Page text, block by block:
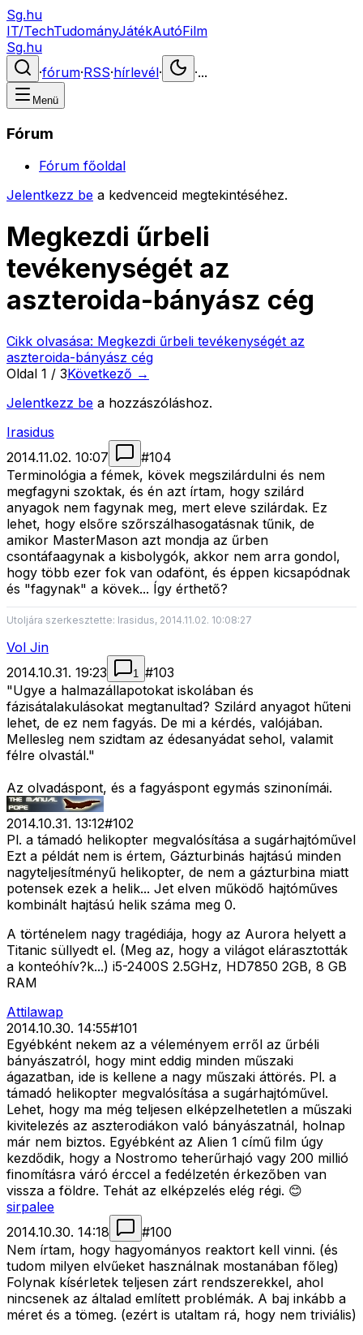
Sg.hu
IT/TechTudományJátékAutóFilm
Sg.hu
·fórum·RSS·hírlevél· ·...
Menü
Fórum
Fórum főoldal
Jelentkezz be a kedvenceid megtekintéséhez.
Megkezdi űrbeli
tevékenységét az
aszteroida-bányász cég
Cikk olvasása: Megkezdi űrbeli tevékenységét az
aszteroida-bányász cég
Oldal 1 / 3Következő →
Jelentkezz be a hozzászóláshoz.
Irasidus
2014.11.02. 10:07
#104
Terminológia a fémek, kövek megszilárdulni és nem
megfagyni szoktak, és én azt írtam, hogy szilárd
anyagok nem fagynak meg, mert eleve szilárdak. Ez
lehet, hogy elsőre szőrszálhasogatásnak tűnik, de
amikor MasterMason azt mondja az űrben
csontáfaagynak a kisbolygók, akkor nem arra gondol,
hogy több ezer fok van odafönt, és éppen kicsapódnak
és "fagynak" a kövek... Így érthető?
Utoljára szerkesztette: Irasidus, 2014.11.02. 10:08:27
Vol Jin
2014.10.31. 19:23
1 #103
"Ugye a halmazállapotokat iskolában és
fázisátalakulásokat megtanultad? Szilárd anyagot hűteni
lehet, de ez nem fagyás. De mi a kérdés, valójában.
Mellesleg nem szidtam az édesanyádat sehol, valamit
félre olvastál."
Az olvadáspont, és a fagyáspont egymás szinonímái.
2014.10.31. 13:12#102
Pl. a támadó helikopter megvalósítása a sugárhajtóművel
Ezt a példát nem is értem, Gázturbinás hajtású minden
nagyteljesítményű helikopter, de nem a gázturbina miatt
potensek ezek a helik... Jet elven működő hajtóműves
kombinált hajtású helik száma meg 0.
A történelem nagy tragédiája, hogy az Aurora helyett a
Titanic süllyedt el. (Meg az, hogy a világot elárasztották
a konteóhív?k...) i5-2400S 2.5GHz, HD7850 2GB, 8 GB
RAM
Attilawap
2014.10.30. 14:55#101
Egyébként nekem az a véleményem erről az űrbéli
bányászatról, hogy mint eddig minden műszaki
ágazatban, ide is kellene a nagy műszaki áttörés. Pl. a
támadó helikopter megvalósítása a sugárhajtóművel.
Lehet, hogy ma még teljesen elképzelhetetlen a műszaki
kivitelezés az aszterodiákon való bányászatnál, holnap
már nem biztos. Egyébként az Alien 1 című film úgy
kezdődik, hogy a Nostromo teherűrhajó vagy 200 millió
finomításra váró érccel a fedélzetén érkezőben van
vissza a földre. Tehát az elképzelés elég régi. 😊
sirpalee
2014.10.30. 14:18
#100
Nem írtam, hogy hagyományos reaktort kell vinni. (és
tudom milyen elvűeket használnak mostanában főleg)
Folynak kísérletek teljesen zárt rendszerekkel, ahol
nincsenek az általad említett problémák. A baj inkább a
méret és a tömeg. (ezért is utaltam rá, hogy nem triviális)